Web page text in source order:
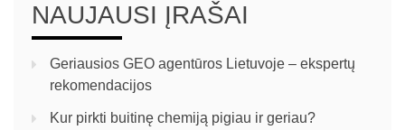
NAUJAUSI ĮRAŠAI
Geriausios GEO agentūros Lietuvoje – ekspertų
rekomendacijos
Kur pirkti buitinę chemiją pigiau ir geriau?